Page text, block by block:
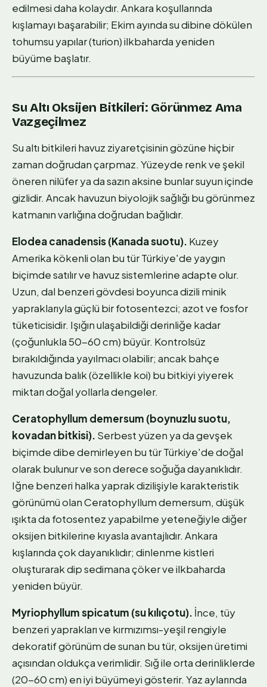
edilmesi daha kolaydır. Ankara koşullarında
kışlamayı başarabilir; Ekim ayında su dibine dökülen
tohumsu yapılar (turion) ilkbaharda yeniden
büyüme başlatır.
Su Altı Oksijen Bitkileri: Görünmez Ama
Vazgeçilmez
Su altı bitkileri havuz ziyaretçisinin gözüne hiçbir
zaman doğrudan çarpmaz. Yüzeyde renk ve şekil
öneren nilüfer ya da sazın aksine bunlar suyun içinde
gizlidir. Ancak havuzun biyolojik sağlığı bu görünmez
katmanın varlığına doğrudan bağlıdır.
Elodea canadensis (Kanada suotu). Kuzey
Amerika kökenli olan bu tür Türkiye'de yaygın
biçimde satılır ve havuz sistemlerine adapte olur.
Uzun, dal benzeri gövdesi boyunca dizili minik
yapraklarıyla güçlü bir fotosentezci; azot ve fosfor
tüketicisidir. Işığın ulaşabildiği derinliğe kadar
(çoğunlukla 50-60 cm) büyür. Kontrolsüz
bırakıldığında yayılmacı olabilir; ancak bahçe
havuzunda balık (özellikle koi) bu bitkiyi yiyerek
miktarı doğal yollarla dengeler.
Ceratophyllum demersum (boynuzlu suotu,
kovadan bitkisi). Serbest yüzen ya da gevşek
biçimde dibe demirleyen bu tür Türkiye'de doğal
olarak bulunur ve son derece soğuğa dayanıklıdır.
Iğne benzeri halka yaprak dizilişiyle karakteristik
görünümü olan Ceratophyllum demersum, düşük
ışıkta da fotosentez yapabilme yeteneğiyle diğer
oksijen bitkilerine kıyasla avantajlıdır. Ankara
kışlarında çok dayanıklıdır; dinlenme kistleri
oluşturarak dip sedimana çöker ve ilkbaharda
yeniden büyür.
Myriophyllum spicatum (su kılıçotu). İnce, tüy
benzeri yaprakları ve kırmızımsı-yeşil rengiyle
dekoratif görünüm de sunan bu tür, oksijen üretimi
açısından oldukça verimlidir. Sığ ile orta derinliklerde
(20-60 cm) en iyi büyümeyi gösterir. Yaz aylarında